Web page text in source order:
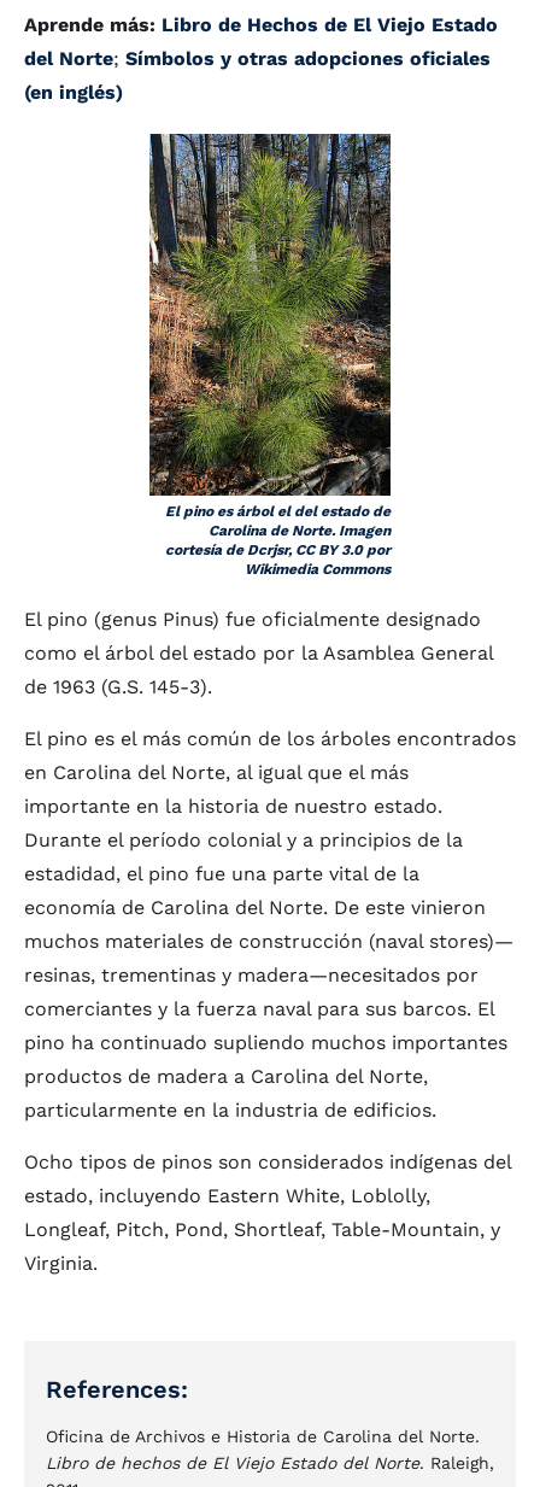
Aprende más: Libro de Hechos de El Viejo Estado
del Norte; Símbolos y otras adopciones oficiales
(en inglés)
El pino es árbol el del estado de
Carolina de Norte. Imagen
cortesía de Dcrjsr, CC BY 3.0 por
Wikimedia Commons
El pino (genus Pinus) fue oficialmente designado
como el árbol del estado por la Asamblea General
de 1963 (G.S. 145-3).
El pino es el más común de los árboles encontrados
en Carolina del Norte, al igual que el más
importante en la historia de nuestro estado.
Durante el período colonial y a principios de la
estadidad, el pino fue una parte vital de la
economía de Carolina del Norte. De este vinieron
muchos materiales de construcción (naval stores)—
resinas, trementinas y madera—necesitados por
comerciantes y la fuerza naval para sus barcos. El
pino ha continuado supliendo muchos importantes
productos de madera a Carolina del Norte,
particularmente en la industria de edificios.
Ocho tipos de pinos son considerados indígenas del
estado, incluyendo Eastern White, Loblolly,
Longleaf, Pitch, Pond, Shortleaf, Table-Mountain, y
Virginia.
References:
Oficina de Archivos e Historia de Carolina del Norte.
Libro de hechos de El Viejo Estado del Norte. Raleigh,